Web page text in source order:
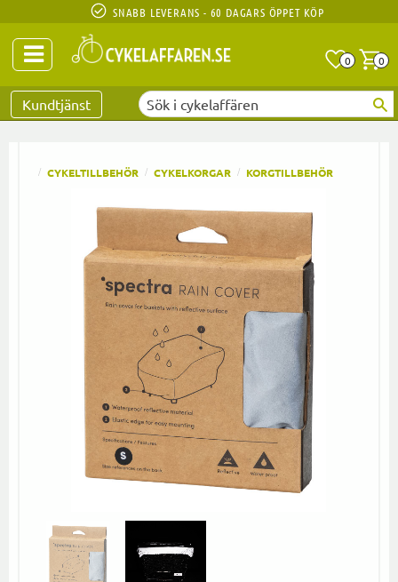
SNABB LEVERANS - 60 DAGARS ÖPPET KÖP
0 0
Kundtjänst
CYKELTILLBEHÖR CYKELKORGAR KORGTILLBEHÖR